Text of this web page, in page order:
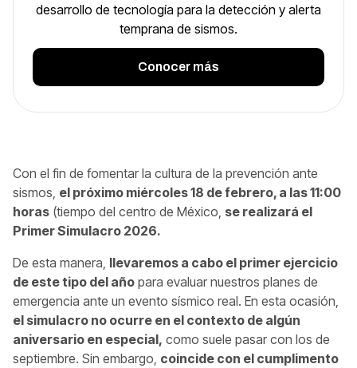
desarrollo de tecnología para la detección y alerta
temprana de sismos.
Conocer más
Con el fin de fomentar la cultura de la prevención ante
sismos, el próximo miércoles 18 de febrero, a las 11:00
horas (tiempo del centro de México, se realizará el
Primer Simulacro 2026.
De esta manera, llevaremos a cabo el primer ejercicio
de este tipo del año para evaluar nuestros planes de
emergencia ante un evento sísmico real. En esta ocasión,
el simulacro no ocurre en el contexto de algún
aniversario en especial, como suele pasar con los de
septiembre. Sin embargo, coincide con el cumplimento